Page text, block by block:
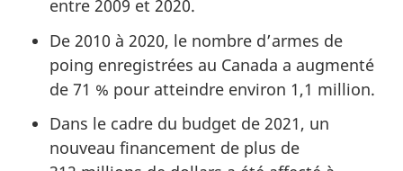
entre 2009 et 2020.
De 2010 à 2020, le nombre d’armes de
poing enregistrées au Canada a augmenté
de 71 % pour atteindre environ 1,1 million.
Dans le cadre du budget de 2021, un
nouveau financement de plus de